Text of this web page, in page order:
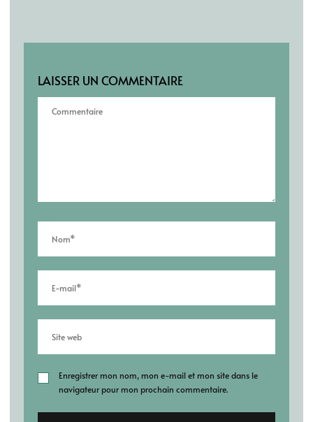
LAISSER UN COMMENTAIRE
Enregistrer mon nom, mon e-mail et mon site dans le
navigateur pour mon prochain commentaire.